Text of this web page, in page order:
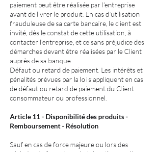
paiement peut être réalisée par l’entreprise
avant de livrer le produit. En cas d'utilisation
frauduleuse de sa carte bancaire, le client est
invité, dès le constat de cette utilisation, à
contacter l’entreprise, et ce sans préjudice des
démarches devant être réalisées par le Client
auprès de sa banque.
Défaut ou retard de paiement. Les intérêts et
pénalités prévues par la loi s’appliquent en cas
de défaut ou retard de paiement du Client
consommateur ou professionnel.
Article 11 - Disponibilité des produits -
Remboursement - Résolution
Sauf en cas de force majeure ou lors des